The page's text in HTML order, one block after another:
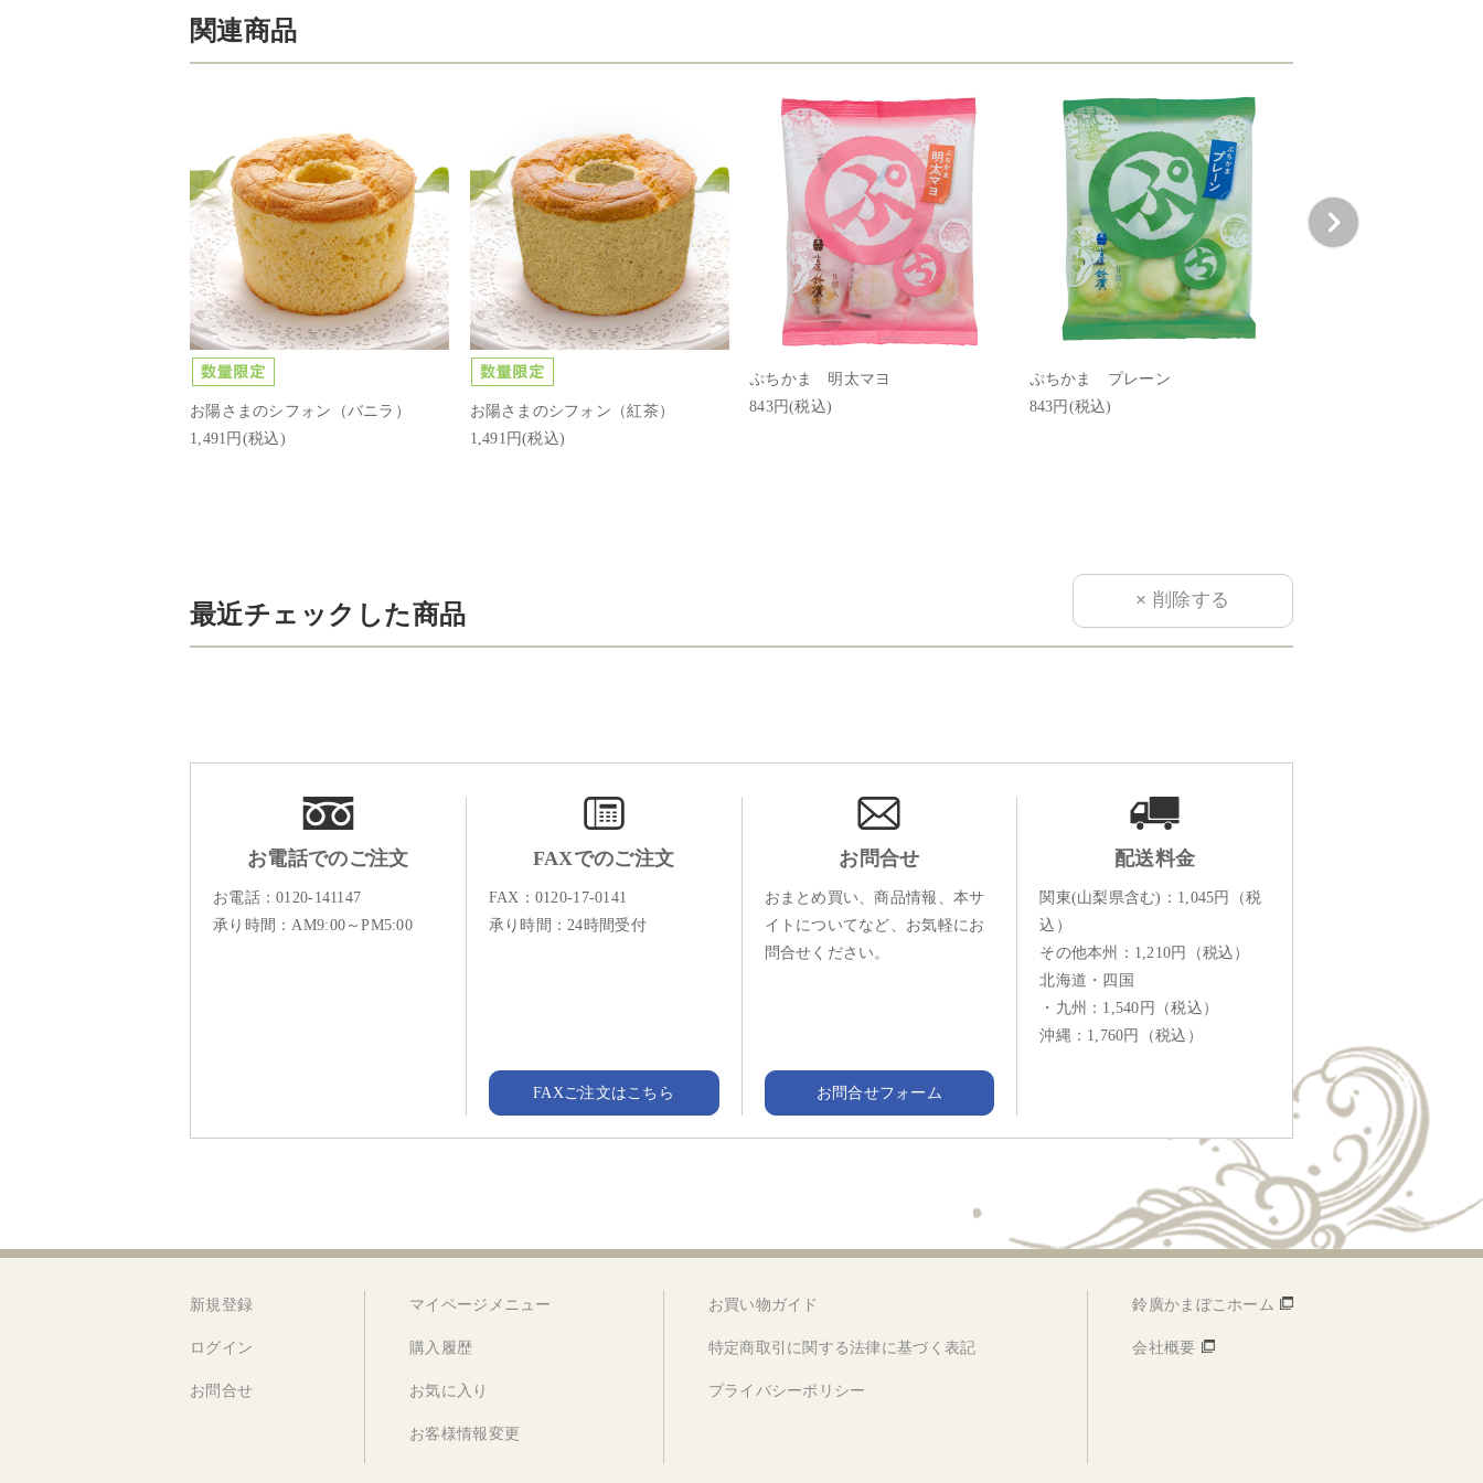
関連商品
お陽さまのシフォン（バニラ）
1,491円(税込)
お陽さまのシフォン（紅茶）
1,491円(税込)
ぷちかま 明太マヨ
843円(税込)
ぷちかま プレーン
843円(税込)
最近チェックした商品
お電話でのご注文
お電話：0120-141147
承り時間：AM9:00～PM5:00
FAXでのご注文
FAX：0120-17-0141
承り時間：24時間受付
FAXご注文はこちら
お問合せ
おまとめ買い、商品情報、本サ
イトについてなど、お気軽にお
問合せください。
お問合せフォーム
配送料金
関東(山梨県含む)：1,045円（税
込）
その他本州：1,210円（税込）
北海道・四国
・九州：1,540円（税込）
沖縄：1,760円（税込）
新規登録
ログイン
お問合せ
マイページメニュー
購入履歴
お気に入り
お客様情報変更
お買い物ガイド
特定商取引に関する法律に基づく表記
プライバシーポリシー
鈴廣かまぼこホーム
会社概要